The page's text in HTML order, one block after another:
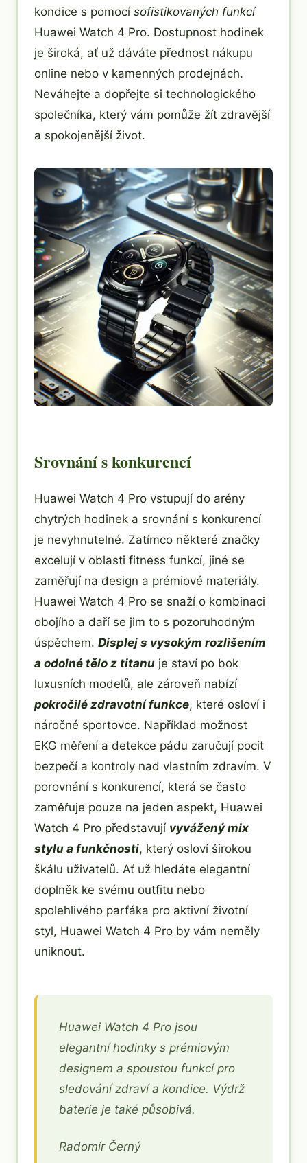
kondice s pomocí sofistikovaných funkcí
Huawei Watch 4 Pro. Dostupnost hodinek
je široká, ať už dáváte přednost nákupu
online nebo v kamenných prodejnách.
Neváhejte a dopřejte si technologického
společníka, který vám pomůže žít zdravější
a spokojenější život.
Srovnání s konkurencí
Huawei Watch 4 Pro vstupují do arény
chytrých hodinek a srovnání s konkurencí
je nevyhnutelné. Zatímco některé značky
excelují v oblasti fitness funkcí, jiné se
zaměřují na design a prémiové materiály.
Huawei Watch 4 Pro se snaží o kombinaci
obojího a daří se jim to s pozoruhodným
úspěchem. Displej s vysokým rozlišením
a odolné tělo z titanu je staví po bok
luxusních modelů, ale zároveň nabízí
pokročilé zdravotní funkce, které osloví i
náročné sportovce. Například možnost
EKG měření a detekce pádu zaručují pocit
bezpečí a kontroly nad vlastním zdravím. V
porovnání s konkurencí, která se často
zaměřuje pouze na jeden aspekt, Huawei
Watch 4 Pro představují vyvážený mix
stylu a funkčnosti, který osloví širokou
škálu uživatelů. Ať už hledáte elegantní
doplněk ke svému outfitu nebo
spolehlivého parťáka pro aktivní životní
styl, Huawei Watch 4 Pro by vám neměly
uniknout.
Huawei Watch 4 Pro jsou
elegantní hodinky s prémiovým
designem a spoustou funkcí pro
sledování zdraví a kondice. Výdrž
baterie je také působivá.
Radomír Černý